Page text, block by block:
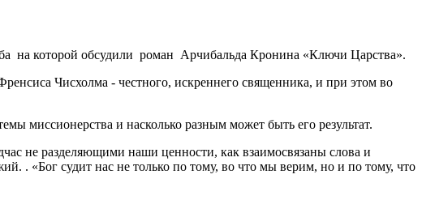
на которой обсудили роман Арчибальда Кронина «Ключи Царства».
Чисхолма - честного, искреннего священника, и при этом во
миссионерства и насколько разным может быть его результат.
не разделяющими наши ценности, как взаимосвязаны слова и
. «Бог судит нас не только по тому, во что мы верим, но и по тому, что